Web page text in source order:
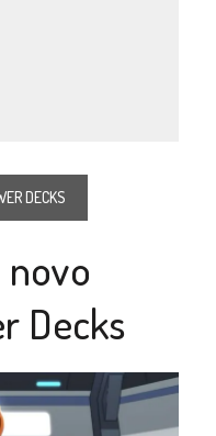
DECKS
novo
Decks